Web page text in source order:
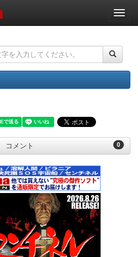
ナ
ビ
ー
ョ
ン
0
コメント